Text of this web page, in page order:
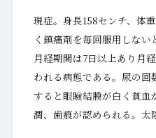
現症。身長158センチ、体
く鎮痛剤を毎回服用しない
月経期間は7日以上あり月
われる病態である。尿の
すると眼瞼結膜が白く貧
潤、歯痕が認められる。太